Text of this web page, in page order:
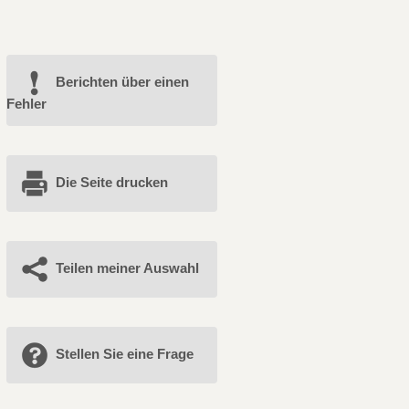
Berichten über einen
Fehler
Die Seite drucken
Teilen meiner Auswahl
Stellen Sie eine Frage